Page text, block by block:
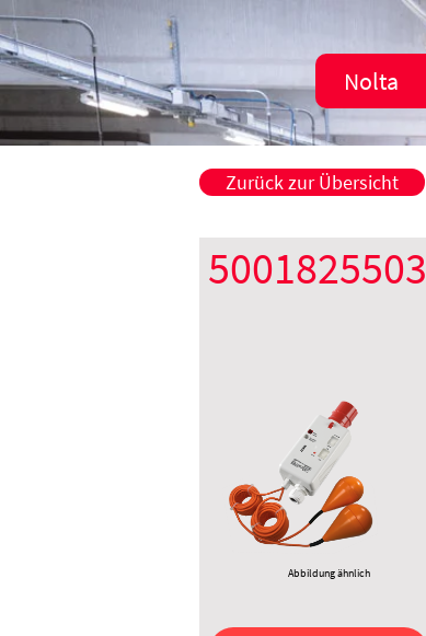
Nolta
Zurück zur Übersicht
5001825503
Abbildung ähnlich